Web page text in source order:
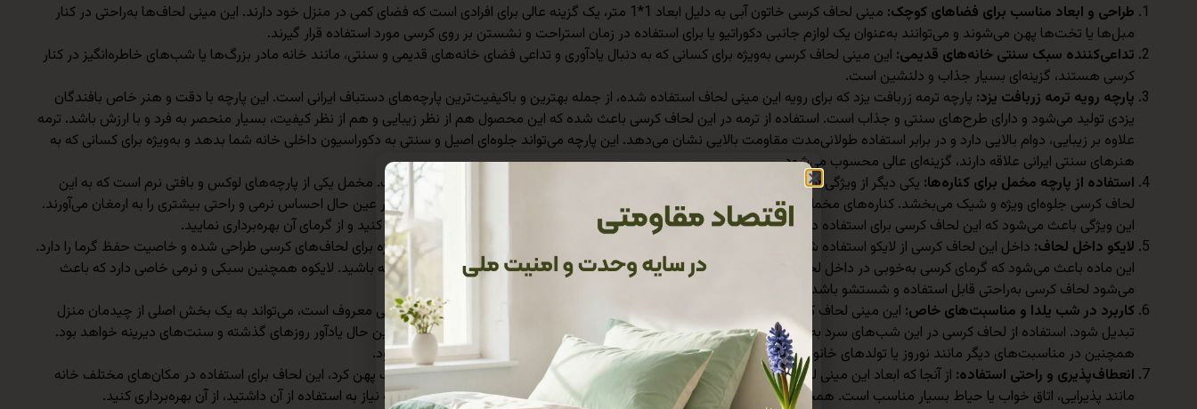
طراحی و ابعاد مناسب برای فضاهای کوچک:
مینی لحاف کرسی خاتون آبی به دلیل ابعاد 1*1 متر، یک گزینه عالی برای افرادی است که فضای کمی در منزل خود دارند. این مینی لحاف‌ها به‌راحتی در کنار
مبل‌ها یا تخت‌ها پهن می‌شوند و می‌توانند به‌عنوان یک لوازم جانبی دکوراتیو یا برای استفاده در زمان استراحت و نشستن بر روی کرسی مورد استفاده قرار گیرند.
تداعی‌کننده سبک سنتی خانه‌های قدیمی: این مینی لحاف کرسی به‌ویژه برای کسانی که به دنبال یادآوری و تداعی فضای خانه‌های قدیمی و سنتی، مانند خانه مادر بزرگ‌ها یا شب‌های خاطره‌انگیز در کنار
کرسی هستند، گزینه‌ای بسیار جذاب و دلنشین است.
پارچه رویه ترمه زربافت یزد: پارچه ترمه زربافت یزد که برای رویه این مینی لحاف استفاده شده، از جمله بهترین و باکیفیت‌ترین پارچه‌های دستباف ایرانی است. این پارچه با دقت و هنر خاص بافندگان
یزدی تولید می‌شود و دارای طرح‌های سنتی و جذاب است. استفاده از ترمه در این لحاف کرسی باعث شده که این محصول هم از نظر زیبایی و هم از نظر کیفیت، بسیار منحصر به فرد و با ارزش باشد. ترمه
علاوه بر زیبایی، دوام بالایی دارد و در برابر استفاده طولانی‌مدت مقاومت بالایی نشان می‌دهد. این پارچه می‌تواند جلوه‌ای اصیل و سنتی به دکوراسیون داخلی خانه شما بدهد و به‌ویژه برای کسانی که به
هنرهای سنتی ایرانی علاقه دارند، گزینه‌ای عالی محسوب می‌شود.
استفاده از پارچه مخمل برای کناره‌ها: یکی دیگر از ویژگی‌های ویژه مینی لحاف کرسی خاتون آبی، استفاده از پارچه مخمل برای کناره‌ها است. مخمل یکی از پارچه‌های لوکس و بافتی نرم است که به این
لحاف کرسی جلوه‌ای ویژه و شیک می‌بخشد. کناره‌های مخملی این لحاف علاوه بر زیبایی، به‌خوبی از لایه داخلی لحاف محافظت می‌کنند و در عین حال احساس نرمی و راحتی بیشتری را به ارمغان می‌آورند.
این ویژگی باعث می‌شود که این لحاف کرسی برای استفاده در طولانی مدت بسیار مناسب باشد و شما بتوانید به راحتی در کنار آن استراحت کنید و از گرمای آن بهره‌برداری نمایید.
لایکو داخل لحاف: داخل این لحاف کرسی از لایکو استفاده شده است که یکی از بهترین مواد برای ایجاد گرما و راحتی است. لایکوه به‌طور ویژه برای لحاف‌های کرسی طراحی شده و خاصیت حفظ گرما را دارد.
این ماده باعث می‌شود که گرمای کرسی به‌خوبی در داخل لحاف حفظ شود و شما در تمام طول شب احساس راحتی و گرمای دلپذیری داشته باشید. لایکوه همچنین سبکی و نرمی خاصی دارد که باعث
می‌شود لحاف کرسی به‌راحتی قابل استفاده و شستشو باشد.
کاربرد در شب یلدا و مناسبت‌های خاص: این مینی لحاف کرسی خاتون آبی به‌ویژه در شب یلدا، که به سنت‌های ایرانی و جمع‌های خانوادگی معروف است، می‌تواند به یک بخش اصلی از چیدمان منزل
تبدیل شود. استفاده از لحاف کرسی در این شب‌های سرد به‌ویژه در کنار کرسی یا شومینه، فضای خانه شما را گرم و دلنشین می‌کند و در عین حال یادآور روزهای گذشته و سنت‌های دیرینه خواهد بود.
همچنین در مناسبت‌های دیگر مانند نوروز یا تولدهای خانوادگی، این مینی لحاف کرسی می‌تواند به‌عنوان یک دکور سنتی و زیبا استفاده شود.
انعطاف‌پذیری و راحتی استفاده: از آنجا که ابعاد این مینی لحاف کرسی به گونه‌ای طراحی شده که به راحتی می‌توان آن را در فضاهای مختلف پهن کرد، این لحاف برای استفاده در مکان‌های مختلف خانه
مانند پذیرایی، اتاق خواب یا حیاط بسیار مناسب است. همچنین به دلیل ابعاد کوچک‌تر، می‌توان آن را به راحتی جابجا کرده و در هر زمان که نیاز به استفاده از آن داشتید، از آن بهره‌برداری کنید.